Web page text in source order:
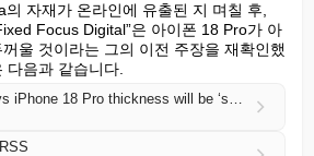
자재가 온라인에 유출된 지 며칠 후,
Focus Digital”은 아이폰 18 Pro가 아
울 것이라는 그의 이전 주장을 재확인했
다음과 같습니다.
Weibo leaker says iPhone 18 Pro thickness will be ‘surprising’